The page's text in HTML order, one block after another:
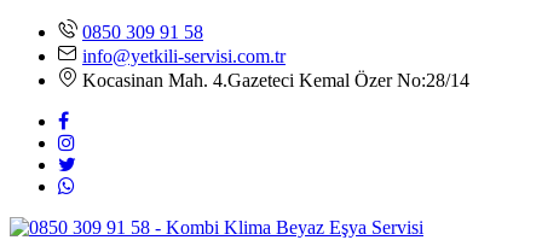
0850 309 91 58
info@yetkili-servisi.com.tr
Kocasinan Mah. 4.Gazeteci Kemal Özer No:28/14